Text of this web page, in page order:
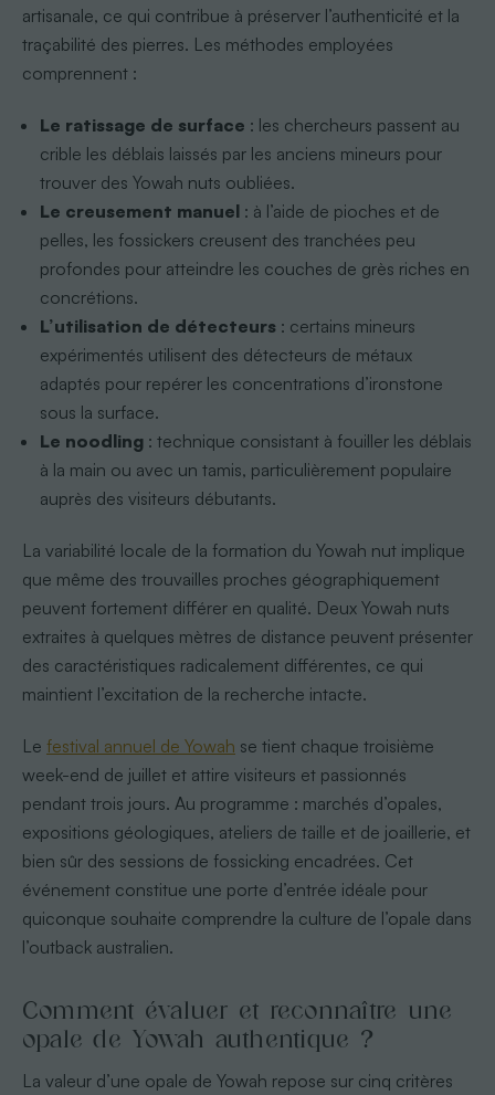
artisanale, ce qui contribue à préserver l’authenticité et la
traçabilité des pierres. Les méthodes employées
comprennent :
Le ratissage de surface : les chercheurs passent au
crible les déblais laissés par les anciens mineurs pour
trouver des Yowah nuts oubliées.
Le creusement manuel : à l’aide de pioches et de
pelles, les fossickers creusent des tranchées peu
profondes pour atteindre les couches de grès riches en
concrétions.
L’utilisation de détecteurs : certains mineurs
expérimentés utilisent des détecteurs de métaux
adaptés pour repérer les concentrations d’ironstone
sous la surface.
Le noodling : technique consistant à fouiller les déblais
à la main ou avec un tamis, particulièrement populaire
auprès des visiteurs débutants.
La variabilité locale de la formation du Yowah nut implique
que même des trouvailles proches géographiquement
peuvent fortement différer en qualité. Deux Yowah nuts
extraites à quelques mètres de distance peuvent présenter
des caractéristiques radicalement différentes, ce qui
maintient l’excitation de la recherche intacte.
Le festival annuel de Yowah se tient chaque troisième
week-end de juillet et attire visiteurs et passionnés
pendant trois jours. Au programme : marchés d’opales,
expositions géologiques, ateliers de taille et de joaillerie, et
bien sûr des sessions de fossicking encadrées. Cet
événement constitue une porte d’entrée idéale pour
quiconque souhaite comprendre la culture de l’opale dans
l’outback australien.
Comment évaluer et reconnaître une
opale de Yowah authentique ?
La valeur d’une opale de Yowah repose sur cinq critères